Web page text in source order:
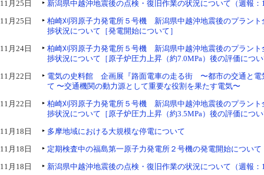
11月25日
新潟県中越沖地震後の点検・復旧作業の状況について（週報：
11月25日
柏崎刈羽原子力発電所５号機 新潟県中越沖地震後のプラント
捗状況について［発電開始について］
11月24日
柏崎刈羽原子力発電所５号機 新潟県中越沖地震後のプラント
捗状況について［原子炉圧力上昇（約7.0MPa）後の評価につ
11月22日
電気の史料館 企画展『路面電車の走る街 〜都市の交通と電
て 〜交通機関の動力源として重要な役割を果たす電気〜
11月22日
柏崎刈羽原子力発電所５号機 新潟県中越沖地震後のプラント
捗状況について［原子炉圧力上昇（約3.5MPa）後の評価につ
11月18日
多摩地域における大規模な停電について
11月18日
定期検査中の福島第一原子力発電所２号機の発電開始について
11月18日
新潟県中越沖地震後の点検・復旧作業の状況について（週報：